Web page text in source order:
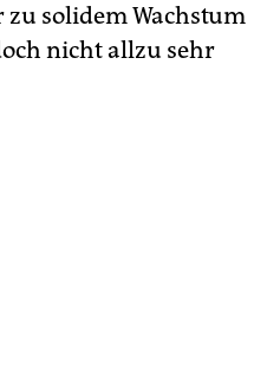
solidem Wachstum
nicht allzu sehr